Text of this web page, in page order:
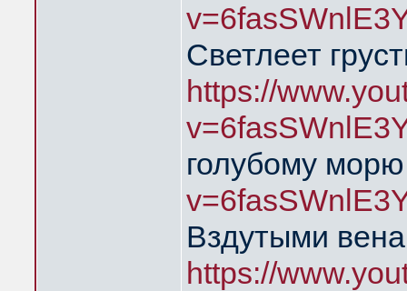
Светлеет
https://
голубому
Вздутыми
https://